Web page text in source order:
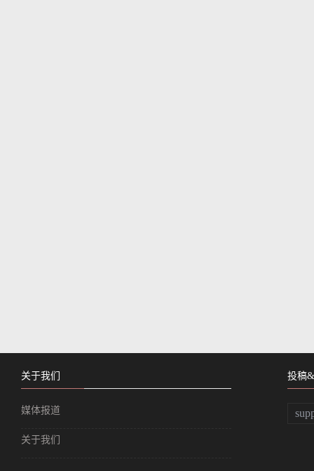
关于我们
媒体报道
关于我们
投稿